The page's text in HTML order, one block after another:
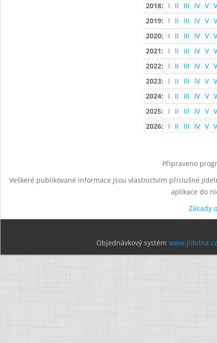
2018:
I II III IV V
2019:
I II III IV V
2020:
I II III IV V
2021:
I II III IV V
2022:
I II III IV V
2023:
I II III IV V
2024:
I II III IV V
2025:
I II III IV V
2026:
I II III IV V
Připraveno
Veškeré publikované informace jsou vlastnictvím příslušné
aplikace do
Zásady
Objednávkový systém www.jidelna.cz